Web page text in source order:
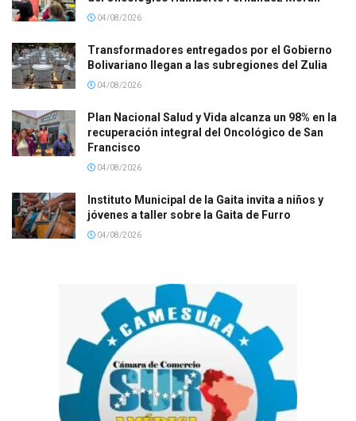
04/08/2026
Transformadores entregados por el Gobierno
Bolivariano llegan a las subregiones del Zulia
04/08/2026
Plan Nacional Salud y Vida alcanza un 98% en la
recuperación integral del Oncológico de San
Francisco
04/08/2026
Instituto Municipal de la Gaita invita a niños y
jóvenes a taller sobre la Gaita de Furro
04/08/2026